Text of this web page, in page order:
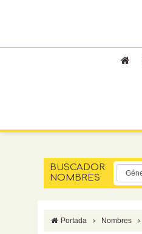
BUSCADOR
NOMBRES
Portada › Nombres ›